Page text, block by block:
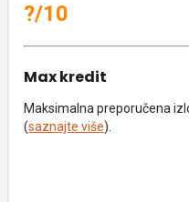
?/10
Max kredit
Maksimalna preporučena
(saznajte više).